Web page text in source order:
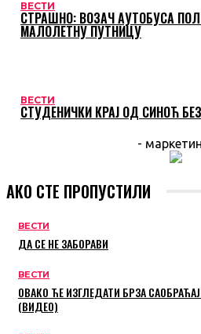
ВЕСТИ
СТРАШНО: ВОЗАЧ АУТОБУСА
МАЛОЛЕТНУ ПУТНИЦУ
ВЕСТИ
СТУДЕНИЧКИ КРАЈ ОД СИНОЋ
-
АКО СТЕ ПРОПУСТИЛИ
ВЕСТИ
ДА СЕ НЕ ЗАБОРАВИ
ВЕСТИ
ОВАКО ЋЕ ИЗГЛЕДАТИ БРЗА
(ВИДЕО)